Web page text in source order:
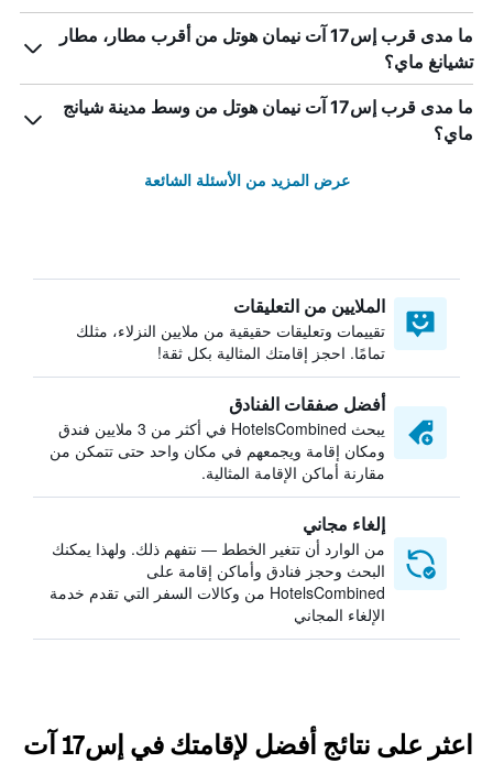
ما مدى قرب إس17 آت نيمان هوتل من أقرب مطار، مطار
تشيانغ ماي؟
ما مدى قرب إس17 آت نيمان هوتل من وسط مدينة شيانج
ماي؟
عرض المزيد من الأسئلة الشائعة
الملايين من التعليقات
تقييمات وتعليقات حقيقية من ملايين النزلاء، مثلك
تمامًا. احجز إقامتك المثالية بكل ثقة!
أفضل صفقات الفنادق
يبحث HotelsCombined في أكثر من 3 ملايين فندق
ومكان إقامة ويجمعهم في مكان واحد حتى تتمكن من
مقارنة أماكن الإقامة المثالية.
إلغاء مجاني
من الوارد أن تتغير الخطط — نتفهم ذلك. ولهذا يمكنك
البحث وحجز فنادق وأماكن إقامة على
HotelsCombined من وكالات السفر التي تقدم خدمة
الإلغاء المجاني
اعثر على نتائج أفضل لإقامتك في إس17 آت